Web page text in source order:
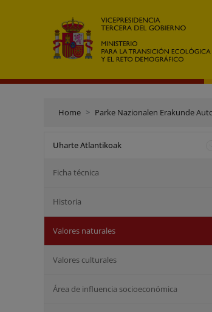
Home Parke Nazionalen Erakunde
Uharte Atlantikoak
Ficha técnica
Historia
Valores naturales
Valores culturales
Área de influencia socioeconómica